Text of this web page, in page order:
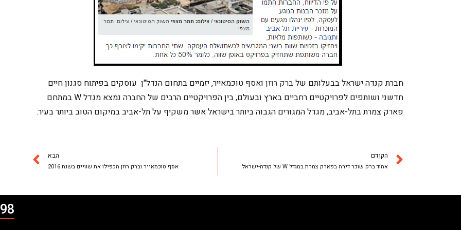
חברת קנדה ישראל בבעלותם שלברק רוזן ואסף טוכמאייר, יזמיים בתחום הנדל"ן עוסקים בפיתוח סגנון חיים
חדשני ושותפים לפרויקטיים רחביים בארץ ובעולם, בין הפרויקטיים הרבים של החברה נמצא מגדל W במתחם
פארק צמרת בתל-אביב, מגדל המגורים הגבוה ביותר בישראל אשר משקיף על תל-אביב במיקום הטוב ביותר בעיר.
הקודם
אהוד ברק שוכר דירה בפארק צמרת במגדל W של קנדה-ישראל
הבא
אסף טוכמאייר וברק רוזן הכפילו את שוויים בשנת 2016